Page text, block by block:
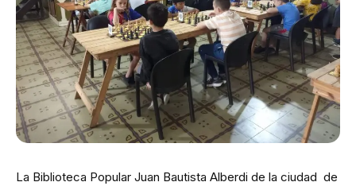
La Biblioteca Popular Juan Bautista Alberdi de la ciudad de